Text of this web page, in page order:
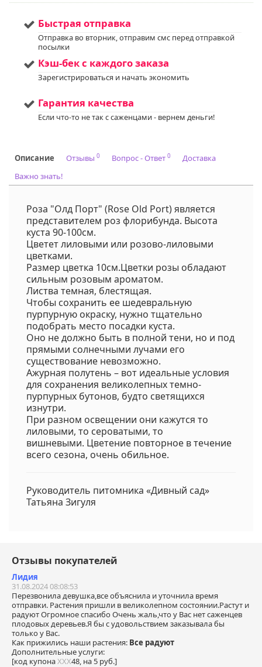
информации.
+375298412160
Код на питомнике:
Быстрая отправка
Отправка во вторник, отправим смс перед отправкой
посылки
Кэш-бек с каждого заказа
Зарегистрироваться и начать экономить
Гарантия качества
Если что-то не так с саженцами - вернем деньги!
Описание Отзывы 0 Вопрос - Ответ 0
Доставка
Важно знать!
Роза "Олд Порт" (Rose Old Port) является
представителем роз флорибунда. Высота
куста 90-100см.
Цветет лиловыми или розово-лиловыми
цветками.
Размер цветка 10см.Цветки розы обладают
сильным розовым ароматом.
Листва темная, блестящая.
Чтобы сохранить ее шедевральную
пурпурную окраску, нужно тщательно
подобрать место посадки куста.
Оно не должно быть в полной тени, но и под
прямыми солнечными лучами его
существование невозможно.
Ажурная полутень – вот идеальные условия
для сохранения великолепных темно-
пурпурных бутонов, будто светящихся
изнутри.
При разном освещении они кажутся то
лиловыми, то сероватыми, то
вишневыми. Цветение повторное в течение
всего сезона, очень обильное.
Руководитель питомника «Дивный сад»
Татьяна Зигуля
Отзывы покупателей
Лидия
31.08.2024 08:08:53
Перезвонила девушка,все объяснила и уточнила время
отправки. Растения пришли в великолепном состоянии.Растут и
радуют Огромное спасибо Очень жаль,что у Вас нет саженцев
плодовых деревьев.Я бы с удовольствием заказывала бы
только у Вас.
Как прижились наши растения: Все радуют
Дополнительные услуги:
[код купонаХХХ48, на 5 руб.]